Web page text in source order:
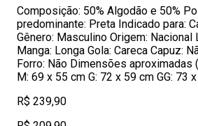
Composição: 50% Algodão e 50%
predominante: Preta Indicado para:
Gênero: Masculino Origem: Nacional
Manga: Longa Gola: Careca Capuz:
Forro: Não Dimensões aproximadas
M: 69 x 55 cm G: 72 x 59 cm GG: 73
R$ 239,90